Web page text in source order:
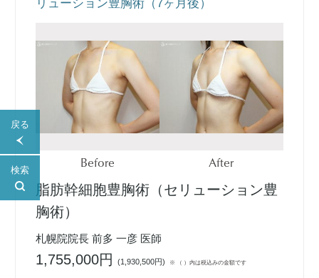
戻る
検索
リューション豊胸術（7ヶ月後）
Before After
脂肪幹細胞豊胸術（セリューション豊
胸術）
札幌院院長 前多 一彦 医師
1,755,000円(1,930,500円) ※ （ ）内は税込みの金額です